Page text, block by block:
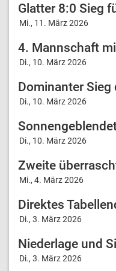
Glatter 8:0 Sieg
Mi., 11. März 2026
4. Mannschaft
Di., 10. März 2026
Dominanter Sieg
Di., 10. März 2026
Di., 10. März 2026
Zweite
Mi., 4. März 2026
Direktes
Di., 3. März 2026
Niederlage und
Di., 3. März 2026